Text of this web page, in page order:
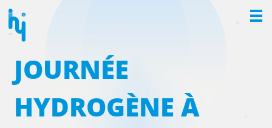
Hydrogene
Les véhicules
JOURNÉE
HYDROGÈNE À